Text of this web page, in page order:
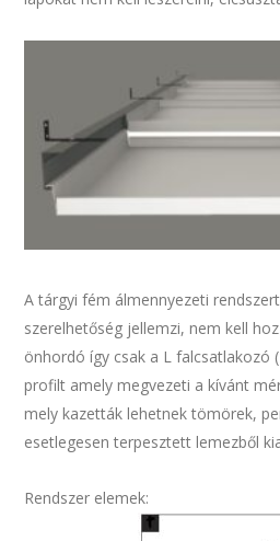
A tárgyi fém álmennyezeti
szerelhetőség jellemzi, nem kell
önhordó így csak a L falcsatlakozó
profilt amely megvezeti a kívánt
mely kazetták lehetnek tömörek,
esetlegesen terpesztett lemezből
Rendszer elemek: